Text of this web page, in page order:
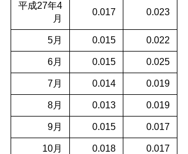
平成27年4
月
0.017 0.023
5月 0.015 0.022
6月 0.015 0.025
7月 0.014 0.019
8月 0.013 0.019
9月 0.015 0.017
10月 0.018 0.017